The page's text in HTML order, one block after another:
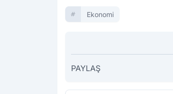
Ekonomi
PAYLAŞ